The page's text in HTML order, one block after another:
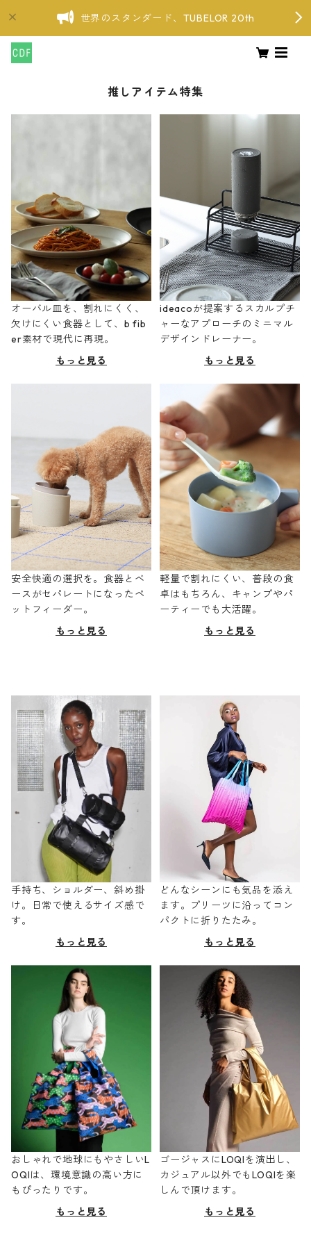
世界のスタンダード、TUBELOR 20th
推しアイテム特集
オーバル皿を、割れにくく、
欠けにくい食器として、b fib
er素材で現代に再現。
もっと見る
ideacoが提案するスカルプチ
ャーなアプローチのミニマル
デザインドレーナー。
もっと見る
安全快適の選択を。食器とベ
ースがセパレートになったペ
ットフィーダー。
もっと見る
軽量で割れにくい、普段の食
卓はもちろん、キャンプやパ
ーティーでも大活躍。
もっと見る
手持ち、ショルダー、斜め掛
け。日常で使えるサイズ感で
す。
もっと見る
どんなシーンにも気品を添え
ます。プリーツに沿ってコン
パクトに折りたたみ。
もっと見る
おしゃれで地球にもやさしいL
OQIは、環境意識の高い方に
もぴったりです。
もっと見る
ゴージャスにLOQIを演出し、
カジュアル以外でもLOQIを楽
しんで頂けます。
もっと見る